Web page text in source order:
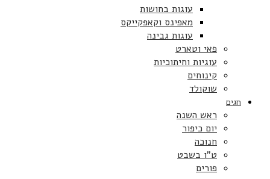
עוגות בחושות
מאפינס וקאפקייקס
עוגות גבינה
פאי וטארט
עוגיות וחיתוכיות
קינוחים
שוקולד
חגים
ראש השנה
יום כיפור
חנוכה
ט”ו בשבט
פורים